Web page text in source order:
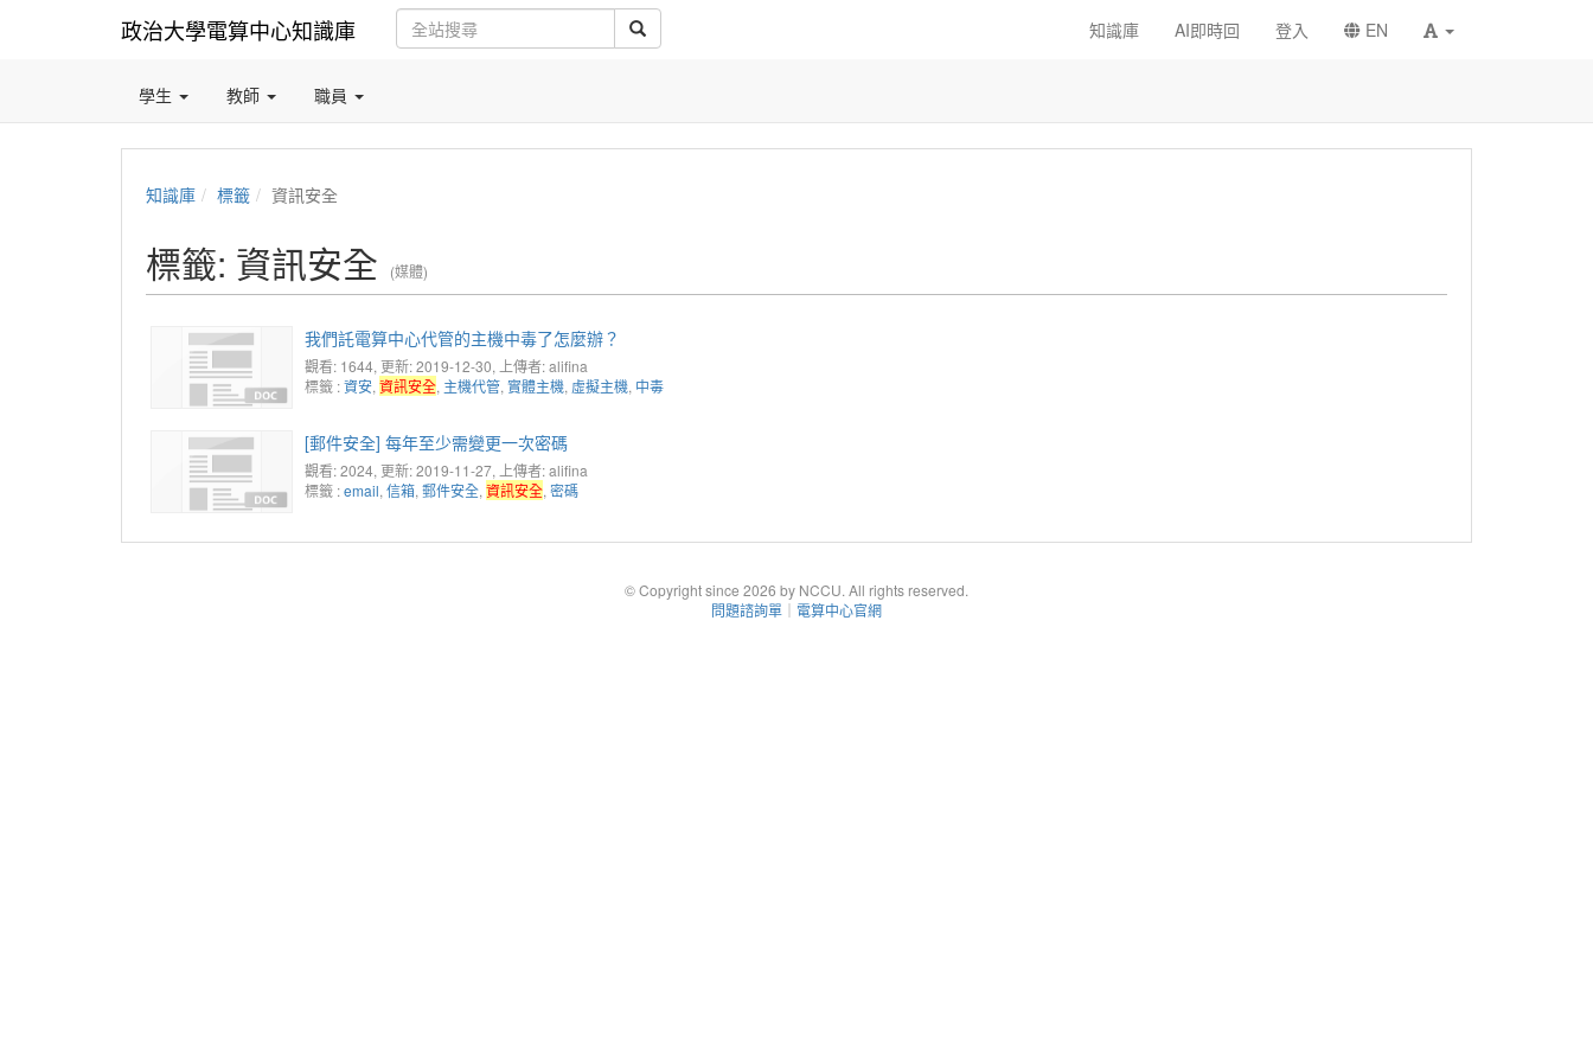
政治大學電算中心知識庫 知識庫 AI即時回 登入 EN
學生 教師 職員
知識庫 標籤 資訊安全
標籤: 資訊安全 (媒體)
我們託電算中心代管的主機中毒了怎麼辦？
觀看: 1644, 更新: 2019-12-30, 上傳者: alifina
標籤 :資安, 資訊安全, 主機代管, 實體主機, 虛擬主機, 中毒
[郵件安全] 每年至少需變更一次密碼
觀看: 2024, 更新: 2019-11-27, 上傳者: alifina
標籤 :email, 信箱, 郵件安全, 資訊安全, 密碼
© Copyright since 2026 by NCCU. All rights reserved.
問題諮詢單 ｜ 電算中心官網